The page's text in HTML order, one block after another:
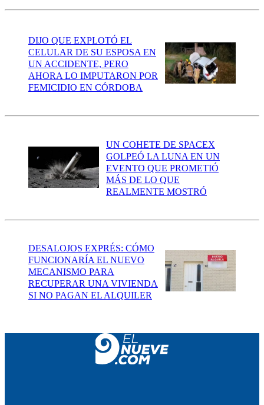
DIJO QUE EXPLOTÓ EL
CELULAR DE SU ESPOSA EN
UN ACCIDENTE, PERO
AHORA LO IMPUTARON POR
FEMICIDIO EN CÓRDOBA
UN COHETE DE SPACEX
GOLPEÓ LA LUNA EN UN
EVENTO QUE PROMETIÓ
MÁS DE LO QUE
REALMENTE MOSTRÓ
DESALOJOS EXPRÉS: CÓMO
FUNCIONARÍA EL NUEVO
MECANISMO PARA
RECUPERAR UNA VIVIENDA
SI NO PAGAN EL ALQUILER